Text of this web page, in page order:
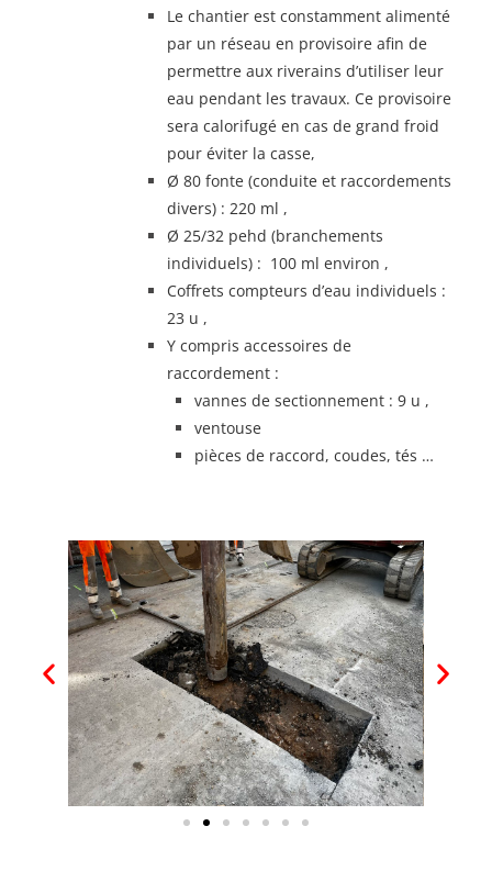
Le chantier est constamment alimenté
par un réseau en provisoire afin de
permettre aux riverains d’utiliser leur
eau pendant les travaux. Ce provisoire
sera calorifugé en cas de grand froid
pour éviter la casse,
Ø 80 fonte (conduite et raccordements
divers) : 220 ml ,
Ø 25/32 pehd (branchements
individuels) : 100 ml environ ,
Coffrets compteurs d’eau individuels :
23 u ,
Y compris accessoires de
raccordement :
vannes de sectionnement : 9 u ,
ventouse
pièces de raccord, coudes, tés …